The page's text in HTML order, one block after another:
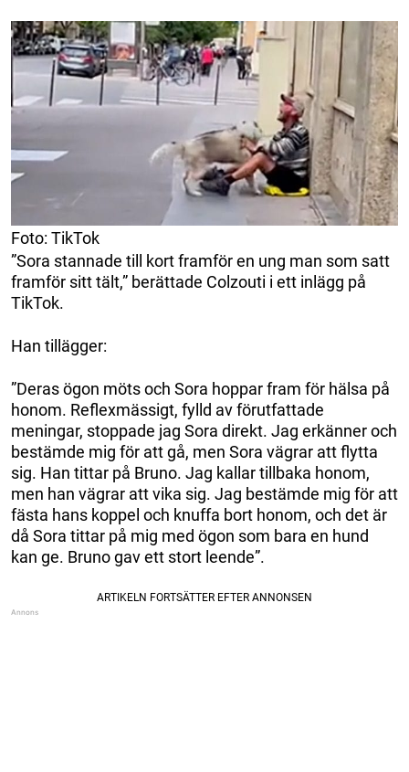
Foto: TikTok
”Sora stannade till kort framför en ung man som satt
framför sitt tält,” berättade Colzouti i ett inlägg på
TikTok.
Han tillägger:
”Deras ögon möts och Sora hoppar fram för hälsa på
honom. Reflexmässigt, fylld av förutfattade
meningar, stoppade jag Sora direkt. Jag erkänner och
bestämde mig för att gå, men Sora vägrar att flytta
sig. Han tittar på Bruno. Jag kallar tillbaka honom,
men han vägrar att vika sig. Jag bestämde mig för att
fästa hans koppel och knuffa bort honom, och det är
då Sora tittar på mig med ögon som bara en hund
kan ge. Bruno gav ett stort leende”.